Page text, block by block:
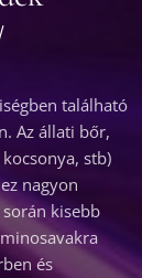
található
Az állati bőr,
stb)
nagyon
kisebb
és